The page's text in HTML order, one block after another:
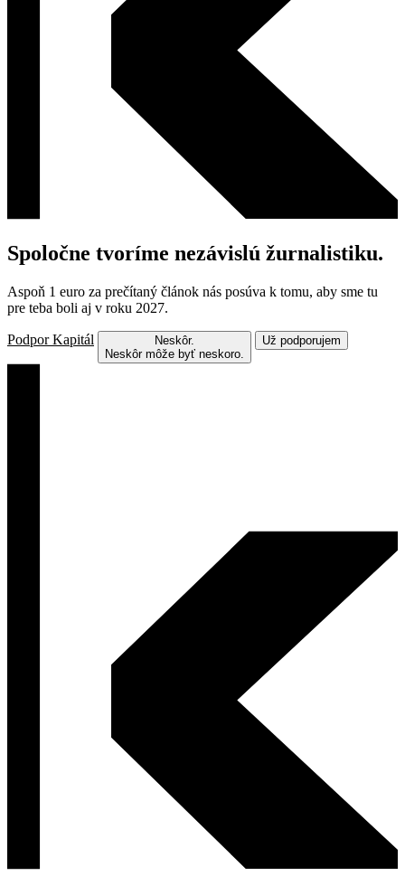
Spoločne tvoríme nezávislú žurnalistiku.
Aspoň 1 euro za prečítaný článok nás posúva k tomu, aby sme tu
pre teba boli aj v roku 2027.
Podpor Kapitál
Neskôr.
Neskôr môže byť neskoro.
Už podporujem